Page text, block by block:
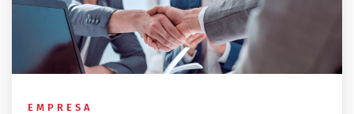
EMPRESA